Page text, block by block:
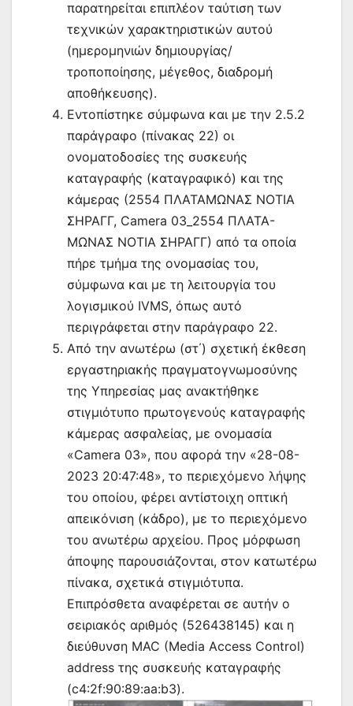
παρατηρείται επιπλέον ταύτιση των
τεχνικών χαρακτηριστικών αυτού
(ημερομηνιών δημιουργίας/
τροποποίησης, μέγεθος, διαδρομή
αποθήκευσης).
Εντοπίστηκε σύμφωνα και με την 2.5.2
παράγραφο (πίνακας 22) οι
ονοματοδοσίες της συσκευής
καταγραφής (καταγραφικό) και της
κάμερας (2554 ΠΛΑΤΑΜΩΝΑΣ ΝΟΤΙΑ
ΣΗΡΑΓΓ, Camera 03_2554 ΠΛΑΤΑ-
ΜΩΝΑΣ ΝΟΤΙΑ ΣΗΡΑΓΓ) από τα οποία
πήρε τμήμα της ονομασίας του,
σύμφωνα και με τη λειτουργία του
λογισμικού IVMS, όπως αυτό
περιγράφεται στην παράγραφο 22.
Από την ανωτέρω (στ΄) σχετική έκθεση
εργαστηριακής πραγματογνωμοσύνης
της Υπηρεσίας μας ανακτήθηκε
στιγμιότυπο πρωτογενούς καταγραφής
κάμερας ασφαλείας, με ονομασία
«Camera 03», που αφορά την «28-08-
2023 20:47:48», το περιεχόμενο λήψης
του οποίου, φέρει αντίστοιχη οπτική
απεικόνιση (κάδρο), με το περιεχόμενο
του ανωτέρω αρχείου. Προς μόρφωση
άποψης παρουσιάζονται, στον κατωτέρω
πίνακα, σχετικά στιγμιότυπα.
Επιπρόσθετα αναφέρεται σε αυτήν ο
σειριακός αριθμός (526438145) και η
διεύθυνση MAC (Media Access Control)
address της συσκευής καταγραφής
(c4:2f:90:89:aa:b3).